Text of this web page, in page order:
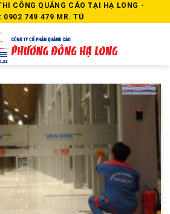
CÔNG QUẢNG CÁO TẠI HẠ LONG -
0902 749 479 MR. TÚ